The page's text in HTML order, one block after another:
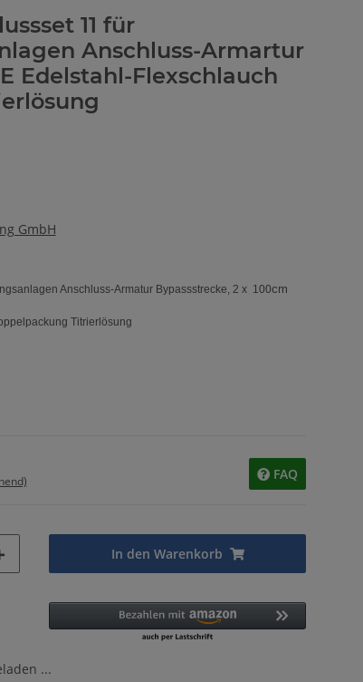
11 für
Anschluss-Armartur
Edelstahl-Flexschlauch
GmbH
Anschluss-Armatur Bypassstrecke, 2 x 100cm
Titrierlösung
FAQ
In den Warenkorb
...